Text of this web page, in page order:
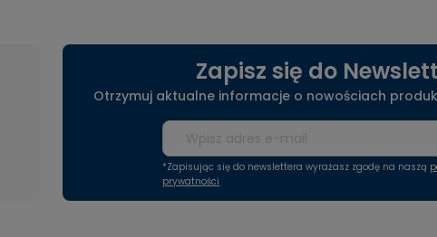
Zapisz się do
Otrzymuj aktualne informacje o nowościach
*Zapisując się do newslettera wyrażasz zgodę na naszą
prywatności